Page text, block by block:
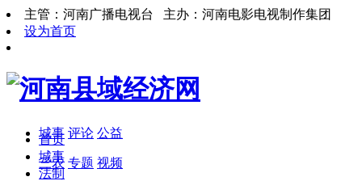
主管：河南广播电视台 主办：河南电影电视制作集团
设为首页
城事 评论 公益
三农 专题 视频
首页
城事
法制